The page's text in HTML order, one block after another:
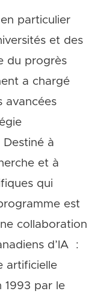
particulier
et des
du progrès
a chargé
avancées
Destiné à
et à
qui
est
collaboration
d’IA :
artificielle
par le